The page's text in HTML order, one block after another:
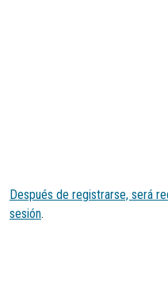
Después de registrarse, será
sesión.